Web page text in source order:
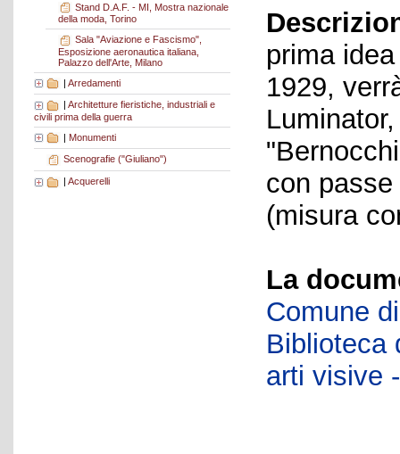
Stand D.A.F. - MI, Mostra nazionale
della moda, Torino
Sala "Aviazione e Fascismo",
Esposizione aeronautica italiana,
Palazzo dell'Arte, Milano
| Arredamenti
Architetture fieristiche, industriali e
civili prima della guerra
| Monumenti
Scenografie ("Giuliano")
| Acquerelli
prima
1929,
con
(misura
La
Comune
Biblioteca
arti visive